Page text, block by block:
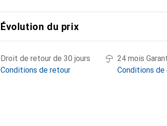
Évolution du prix
Droit de retour de 30 jours
Conditions de retour
24 mois
Conditions de